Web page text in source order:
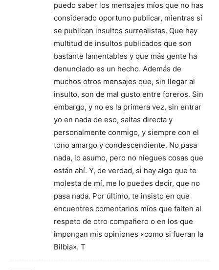
puedo saber los mensajes míos que no has
considerado oportuno publicar, mientras sí
se publican insultos surrealistas. Que hay
multitud de insultos publicados que son
bastante lamentables y que más gente ha
denunciado es un hecho. Además de
muchos otros mensajes que, sin llegar al
insulto, son de mal gusto entre foreros. Sin
embargo, y no es la primera vez, sin entrar
yo en nada de eso, saltas directa y
personalmente conmigo, y siempre con el
tono amargo y condescendiente. No pasa
nada, lo asumo, pero no niegues cosas que
están ahí. Y, de verdad, si hay algo que te
molesta de mí, me lo puedes decir, que no
pasa nada. Por último, te insisto en que
encuentres comentarios míos que falten al
respeto de otro compañero o en los que
impongan mis opiniones «como si fueran la
Bilbia». T